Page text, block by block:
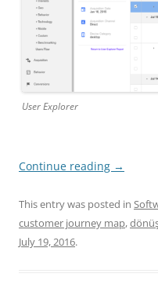
User Explorer
Continue reading →
This entry was posted in
customer journey map,
July 19, 2016.